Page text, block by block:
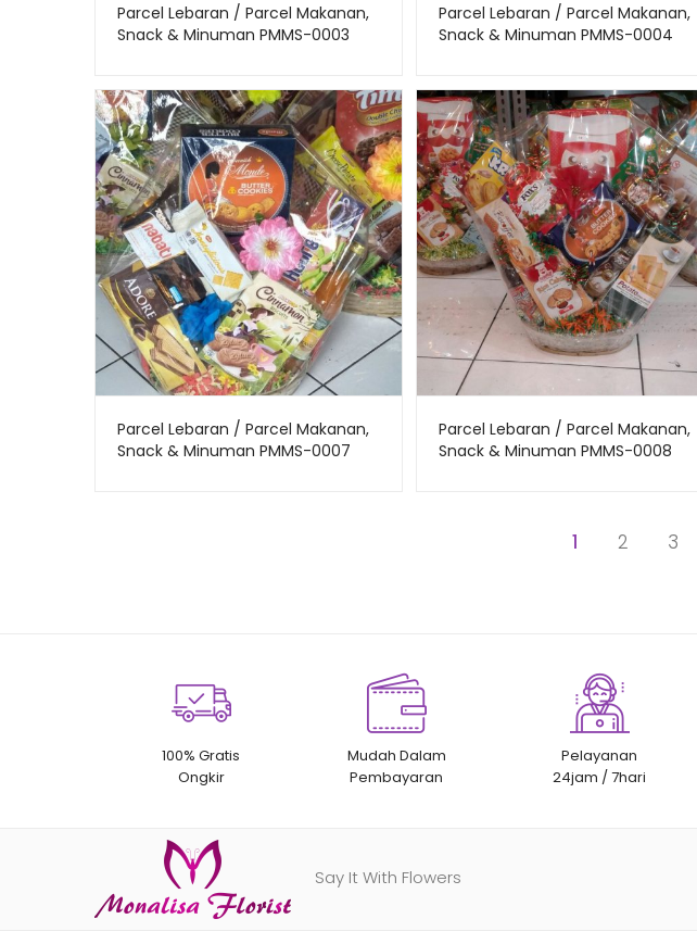
Parcel Lebaran / Parcel Makanan,
Snack & Minuman PMMS-0003
Parcel Lebaran / Parcel Makanan,
Snack & Minuman PMMS-0004
Parcel Lebaran / Parcel Makanan,
Snack & Minuman PMMS-0007
Parcel Lebaran / Parcel Makanan,
Snack & Minuman PMMS-0008
1 2 3
100% Gratis
Ongkir
Mudah Dalam
Pembayaran
Pelayanan
24jam / 7hari
Say It With Flowers